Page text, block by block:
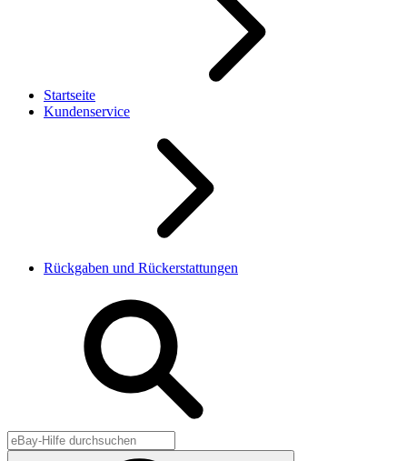
Startseite
Kundenservice
Rückgaben und Rückerstattungen